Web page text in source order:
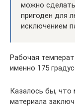
можно
пригоден для
исключением
Рабочая
именно 175
Казалось бы,
материала